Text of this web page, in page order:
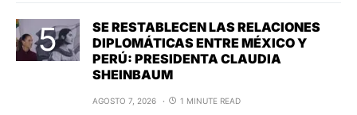
SE RESTABLECEN LAS RELACIONES
DIPLOMÁTICAS ENTRE MÉXICO Y
PERÚ: PRESIDENTA CLAUDIA
SHEINBAUM
AGOSTO 7, 2026 1 MINUTE READ